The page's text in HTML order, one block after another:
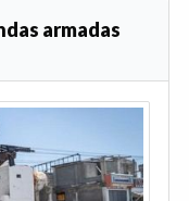
armadas